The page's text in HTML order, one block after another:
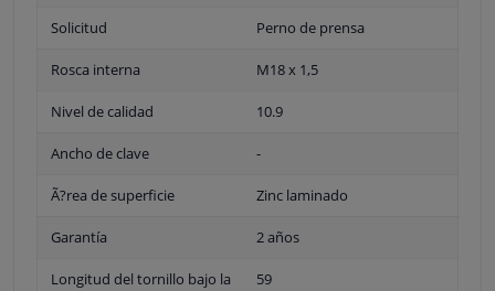
Solicitud Perno de prensa
Rosca interna M18 x 1,5
Nivel de calidad 10.9
Ancho de clave -
Ã?rea de superficie Zinc laminado
Garantía 2 años
Longitud del tornillo bajo la
59